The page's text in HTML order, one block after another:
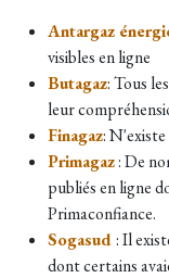
Antargaz
visibles en ligne
Butagaz:Tous
leur
Finagaz:
Primagaz: De
publiés en ligne
Primaconfiance.
Sogasud: Il
dont certains